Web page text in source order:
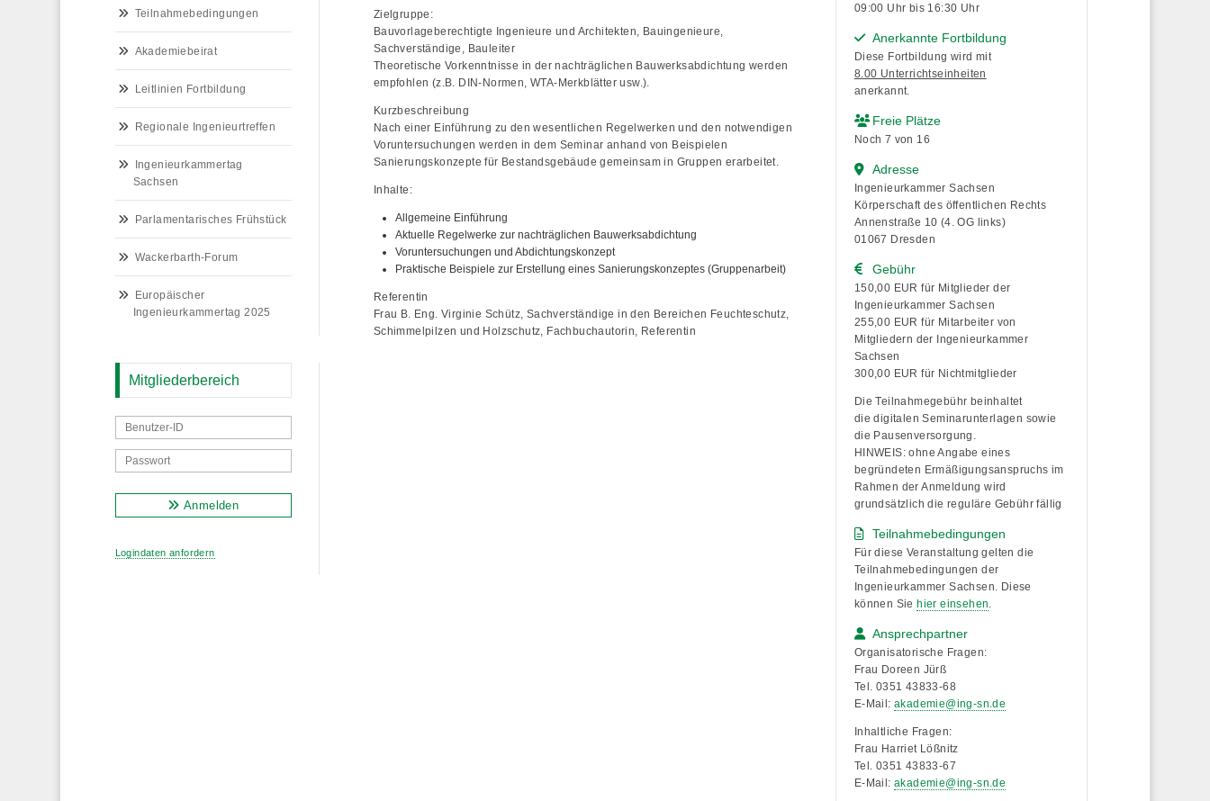
Teilnahmebedingungen
Akademiebeirat
Leitlinien Fortbildung
Regionale Ingenieurtreffen
Ingenieurkammertag
Sachsen
Parlamentarisches Frühstück
Wackerbarth-Forum
Europäischer
Ingenieurkammertag 2025
Mitgliederbereich
Anmelden
Logindaten anfordern
Zielgruppe:
Bauvorlageberechtigte Ingenieure und Architekten, Bauingenieure,
Sachverständige, Bauleiter
Theoretische Vorkenntnisse in der nachträglichen Bauwerksabdichtung werden
empfohlen (z.B. DIN-Normen, WTA-Merkblätter usw.).
Kurzbeschreibung
Nach einer Einführung zu den wesentlichen Regelwerken und den notwendigen
Voruntersuchungen werden in dem Seminar anhand von Beispielen
Sanierungskonzepte für Bestandsgebäude gemeinsam in Gruppen erarbeitet.
Inhalte:
Allgemeine Einführung
Aktuelle Regelwerke zur nachträglichen Bauwerksabdichtung
Voruntersuchungen und Abdichtungskonzept
Praktische Beispiele zur Erstellung eines Sanierungskonzeptes (Gruppenarbeit)
Referentin
Frau B. Eng. Virginie Schütz, Sachverständige in den Bereichen Feuchteschutz,
Schimmelpilzen und Holzschutz, Fachbuchautorin, Referentin
09:00 Uhr bis 16:30 Uhr
Anerkannte Fortbildung
Diese Fortbildung wird mit
8.00 Unterrichtseinheiten
anerkannt.
Freie Plätze
Noch 7 von 16
Adresse
Ingenieurkammer Sachsen
Körperschaft des öffentlichen Rechts
Annenstraße 10 (4. OG links)
01067 Dresden
Gebühr
150,00 EUR für Mitglieder der
Ingenieurkammer Sachsen
255,00 EUR für Mitarbeiter von
Mitgliedern der Ingenieurkammer
Sachsen
300,00 EUR für Nichtmitglieder
Die Teilnahmegebühr beinhaltet
diedigitalen Seminarunterlagen sowie
die Pausenversorgung .
HINWEIS: ohne Angabe eines
begründeten Ermäßigungsanspruchs im
Rahmen der Anmeldung wird
grundsätzlich die reguläre Gebühr fällig
Teilnahmebedingungen
Für diese Veranstaltung gelten die
Teilnahmebedingungen der
Ingenieurkammer Sachsen. Diese
können Sie hier einsehen.
Ansprechpartner
Organisatorische Fragen:
Frau Doreen Jürß
Tel. 0351 43833-68
E-Mail: akademie@ing-sn.de
Inhaltliche Fragen:
Frau Harriet Lößnitz
Tel. 0351 43833-67
E-Mail: akademie@ing-sn.de